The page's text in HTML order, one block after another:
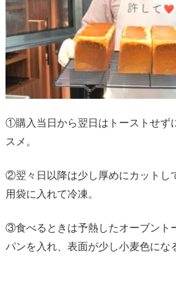
①購入当日から翌日はトーストせず
スメ。
②翌々日以降は少し厚めにカットし
用袋に入れて冷凍。
③食べるときは予熱したオーブント
パンを入れ、表面が少し小麦色にな